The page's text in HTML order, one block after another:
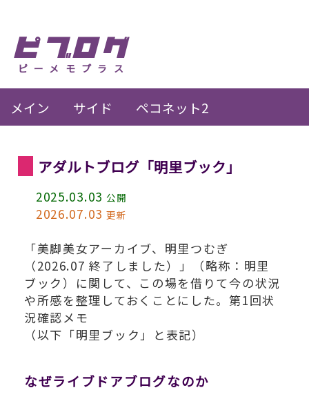
ピブログ
ピーメモプラス
メイン サイド ペコネット2
アダルトブログ「明里ブック」
2025.03.03 公開
2026.07.03 更新
「美脚美女アーカイブ、明里つむぎ
（2026.07 終了しました）」（略称：明里
ブック）に関して、この場を借りて今の状況
や所感を整理しておくことにした。第1回状
況確認メモ
（以下「明里ブック」と表記）
なぜライブドアブログなのか